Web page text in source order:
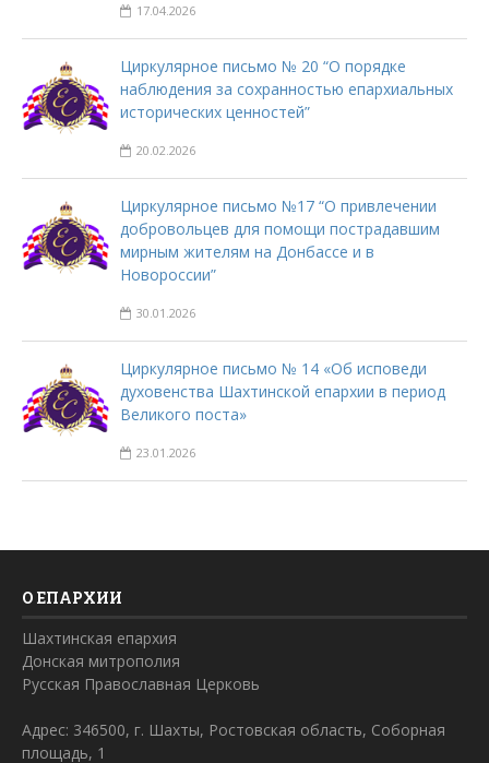
17.04.2026
Циркулярное письмо № 20 “О порядке
наблюдения за сохранностью епархиальных
исторических ценностей”
20.02.2026
Циркулярное письмо №17 “О привлечении
добровольцев для помощи пострадавшим
мирным жителям на Донбассе и в
Новороссии”
30.01.2026
Циркулярное письмо № 14 «Об исповеди
духовенства Шахтинской епархии в период
Великого поста»
23.01.2026
О ЕПАРХИИ
Шахтинская епархия
Донская митрополия
Русская Православная Церковь
Адрес: 346500, г. Шахты, Ростовская область, Соборная
площадь, 1